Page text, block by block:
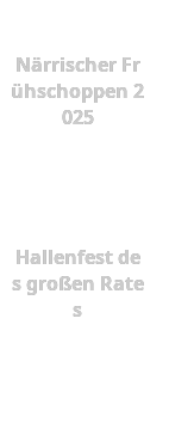
Närrischer Fr
ühschoppen 2
025
Hallenfest de
s großen Rate
s